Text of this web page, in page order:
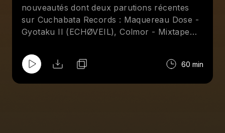
nouveautés dont deux parutions récentes
sur Cuchabata Records : Maquereau Dose -
Gyotaku II (ECHØVEIL), Colmor - Mixtape
60 min